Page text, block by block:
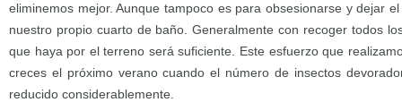
eliminemos mejor. Aunque tampoco es para obsesionarse y dejar
nuestro propio cuarto de baño. Generalmente con recoger todos
que haya por el terreno será suficiente. Este esfuerzo que
creces el próximo verano cuando el número de insectos
reducido considerablemente.